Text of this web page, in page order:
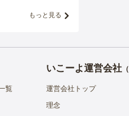
もっと見る
覧
いこーよ運営会社（
運営会社トップ
理念